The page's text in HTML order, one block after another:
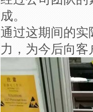
成。
通过这期间的实
力，为今后向